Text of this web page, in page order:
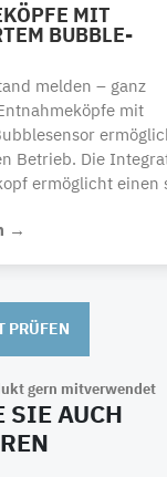
MIT
BUBBLE-
melden – ganz
mit
Betrieb. Die
ermöglicht einen
→
PRÜFEN
gern mitverwendet
SIE AUCH